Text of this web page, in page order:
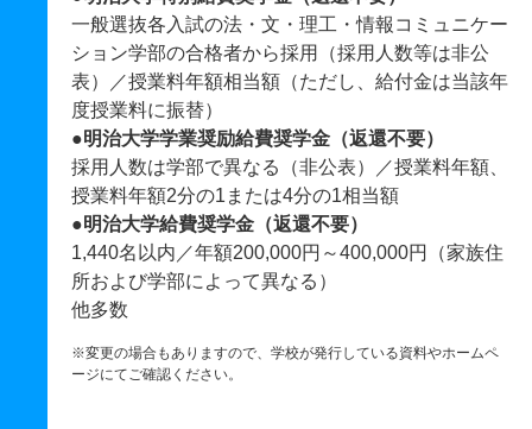
一般選抜各入試の法・文・理工・情報コミュニケー
ション学部の合格者から採用（採用人数等は非公
表）／授業料年額相当額（ただし、給付金は当該年
度授業料に振替）
●明治大学学業奨励給費奨学金（返還不要）
採用人数は学部で異なる（非公表）／授業料年額、
授業料年額2分の1または4分の1相当額
●明治大学給費奨学金（返還不要）
1,440名以内／年額200,000円～400,000円（家族住
所および学部によって異なる）
他多数
※変更の場合もありますので、学校が発行している資料やホームペ
ージにてご確認ください。